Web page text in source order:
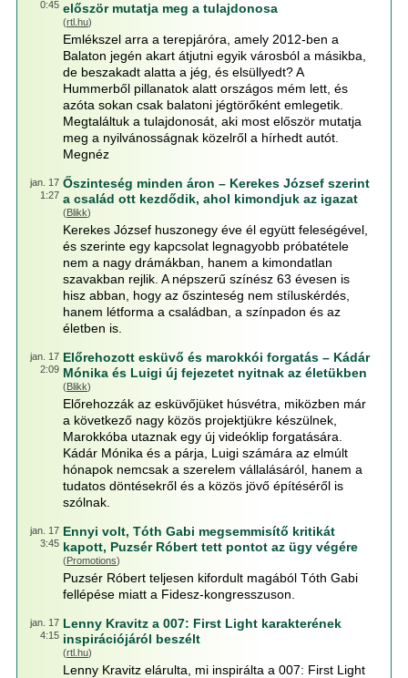
0:45 először mutatja meg a tulajdonosa
(rtl.hu)
Emlékszel arra a terepjáróra, amely 2012-ben a
Balaton jegén akart átjutni egyik városból a másikba,
de beszakadt alatta a jég, és elsüllyedt? A
Hummerből pillanatok alatt országos mém lett, és
azóta sokan csak balatoni jégtörőként emlegetik.
Megtaláltuk a tulajdonosát, aki most először mutatja
meg a nyilvánosságnak közelről a hírhedt autót.
Megnéz
jan. 17
1:27
Őszinteség minden áron – Kerekes József szerint
a család ott kezdődik, ahol kimondjuk az igazat
(Blikk)
Kerekes József huszonegy éve él együtt feleségével,
és szerinte egy kapcsolat legnagyobb próbatétele
nem a nagy drámákban, hanem a kimondatlan
szavakban rejlik. A népszerű színész 63 évesen is
hisz abban, hogy az őszinteség nem stíluskérdés,
hanem létforma a családban, a színpadon és az
életben is.
jan. 17
2:09
Előrehozott esküvő és marokkói forgatás – Kádár
Mónika és Luigi új fejezetet nyitnak az életükben
(Blikk)
Előrehozzák az esküvőjüket húsvétra, miközben már
a következő nagy közös projektjükre készülnek,
Marokkóba utaznak egy új videóklip forgatására.
Kádár Mónika és a párja, Luigi számára az elmúlt
hónapok nemcsak a szerelem vállalásáról, hanem a
tudatos döntésekről és a közös jövő építéséről is
szólnak.
jan. 17
3:45
Ennyi volt, Tóth Gabi megsemmisítő kritikát
kapott, Puzsér Róbert tett pontot az ügy végére
(Promotions)
Puzsér Róbert teljesen kifordult magából Tóth Gabi
fellépése miatt a Fidesz-kongresszuson.
jan. 17
4:15
Lenny Kravitz a 007: First Light karakterének
inspirációjáról beszélt
(rtl.hu)
Lenny Kravitz elárulta, mi inspirálta a 007: First Light